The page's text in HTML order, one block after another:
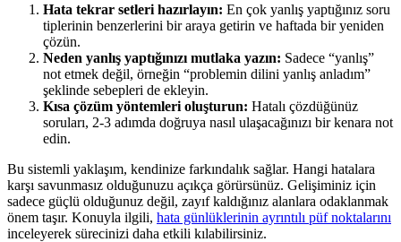
Hata tekrar setleri hazırlayın: En çok yanlış yaptığınız soru
tiplerinin benzerlerini bir araya getirin ve haftada bir yeniden
çözün.
Neden yanlış yaptığınızı mutlaka yazın: Sadece “yanlış”
not etmek değil, örneğin “problemin dilini yanlış anladım”
şeklinde sebepleri de ekleyin.
Kısa çözüm yöntemleri oluşturun: Hatalı çözdüğünüz
soruları, 2-3 adımda doğruya nasıl ulaşacağınızı bir kenara not
edin.
Bu sistemli yaklaşım, kendinize farkındalık sağlar. Hangi hatalara
karşı savunmasız olduğunuzu açıkça görürsünüz. Gelişiminiz için
sadece güçlü olduğunuz değil, zayıf kaldığınız alanlara odaklanmak
önem taşır. Konuyla ilgili, hata günlüklerinin ayrıntılı püf noktalarını
inceleyerek sürecinizi daha etkili kılabilirsiniz.